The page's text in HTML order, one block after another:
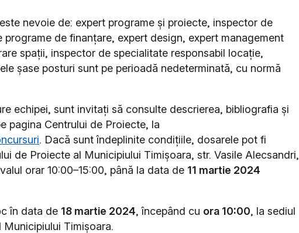
nevoie de: expert programe și proiecte, inspector de
de finanțare, expert design, expert management
spații, inspector de specialitate responsabil locație,
șase posturi sunt pe perioadă nedeterminată, cu normă
echipei, sunt invitați să consulte descrierea, bibliografia și
pagina Centrului de Proiecte, la
. Dacă sunt îndeplinite condițiile, dosarele pot fi
de Proiecte al Municipiului Timișoara, str. Vasile Alecsandri,
orar 10:00–15:00, până la data de 11 martie 2024
în data de 18 martie 2024, începând cu ora 10:00, la sediul
Timișoara.